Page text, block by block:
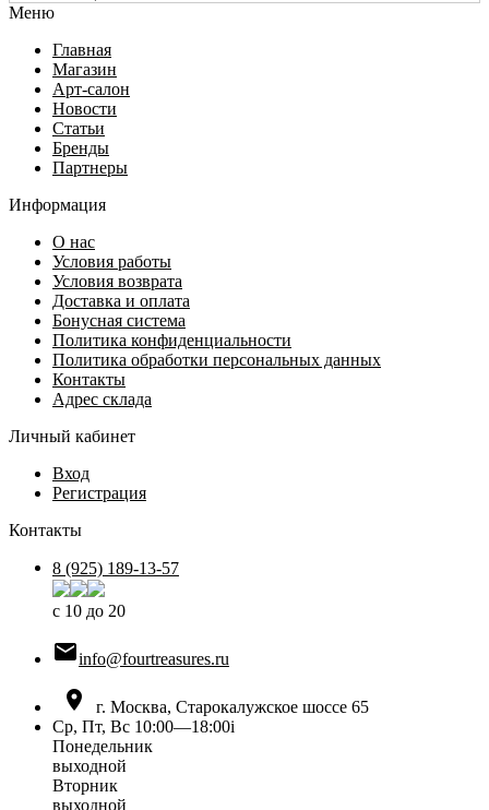
Меню
Главная
Магазин
Арт-салон
Новости
Статьи
Бренды
Партнеры
Информация
О нас
Условия работы
Условия возврата
Доставка и оплата
Бонусная система
Политика конфиденциальности
Политика обработки персональных данных
Контакты
Адрес склада
Личный кабинет
Вход
Регистрация
Контакты
8 (925) 189-13-57
с 10 до 20
info@fourtreasures.ru

г. Москва, Старокалужское шоссе 65
Ср, Пт, Вс 10:00—18:00i
Понедельник
выходной
Вторник
выходной